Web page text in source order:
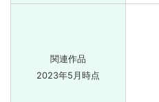
関連作品
2023年5月時点